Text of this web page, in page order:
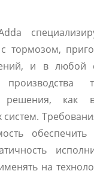
с тормозом,
и в любой
решения, как
обеспечить
на